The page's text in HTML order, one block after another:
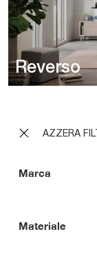
AZZERA
Marca
Materiale
Reverso